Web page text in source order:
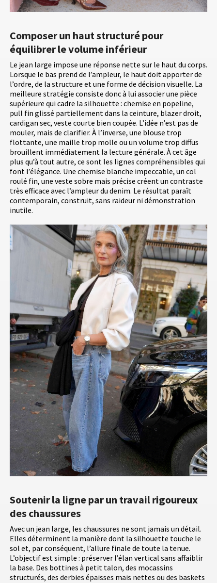
Composer un haut structuré pour
équilibrer le volume inférieur
Le jean large impose une réponse nette sur le haut du corps.
Lorsque le bas prend de l’ampleur, le haut doit apporter de
l’ordre, de la structure et une forme de décision visuelle. La
meilleure stratégie consiste donc à lui associer une pièce
supérieure qui cadre la silhouette : chemise en popeline,
pull fin glissé partiellement dans la ceinture, blazer droit,
cardigan sec, veste courte bien coupée. L’idée n’est pas de
mouler, mais de clarifier. À l’inverse, une blouse trop
flottante, une maille trop molle ou un volume trop diffus
brouillent immédiatement la lecture générale. À cet âge
plus qu’à tout autre, ce sont les lignes compréhensibles qui
font l’élégance. Une chemise blanche impeccable, un col
roulé fin, une veste sobre mais précise créent un contraste
très efficace avec l’ampleur du denim. Le résultat paraît
contemporain, construit, sans raideur ni démonstration
inutile.
Soutenir la ligne par un travail rigoureux
des chaussures
Avec un jean large, les chaussures ne sont jamais un détail.
Elles déterminent la manière dont la silhouette touche le
sol et, par conséquent, l’allure finale de toute la tenue.
L’objectif est simple : préserver l’élan vertical sans affaiblir
la base. Des bottines à petit talon, des mocassins
structurés, des derbies épaisses mais nettes ou des baskets